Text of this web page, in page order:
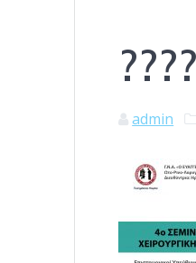
admin